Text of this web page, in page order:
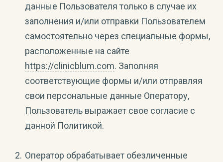
данные Пользователя только в случае их
заполнения и/или отправки Пользователем
самостоятельно через специальные формы,
расположенные на сайте
https://clinicblum.com. Заполняя
соответствующие формы и/или отправляя
свои персональные данные Оператору,
Пользователь выражает свое согласие с
данной Политикой.
Оператор обрабатывает обезличенные